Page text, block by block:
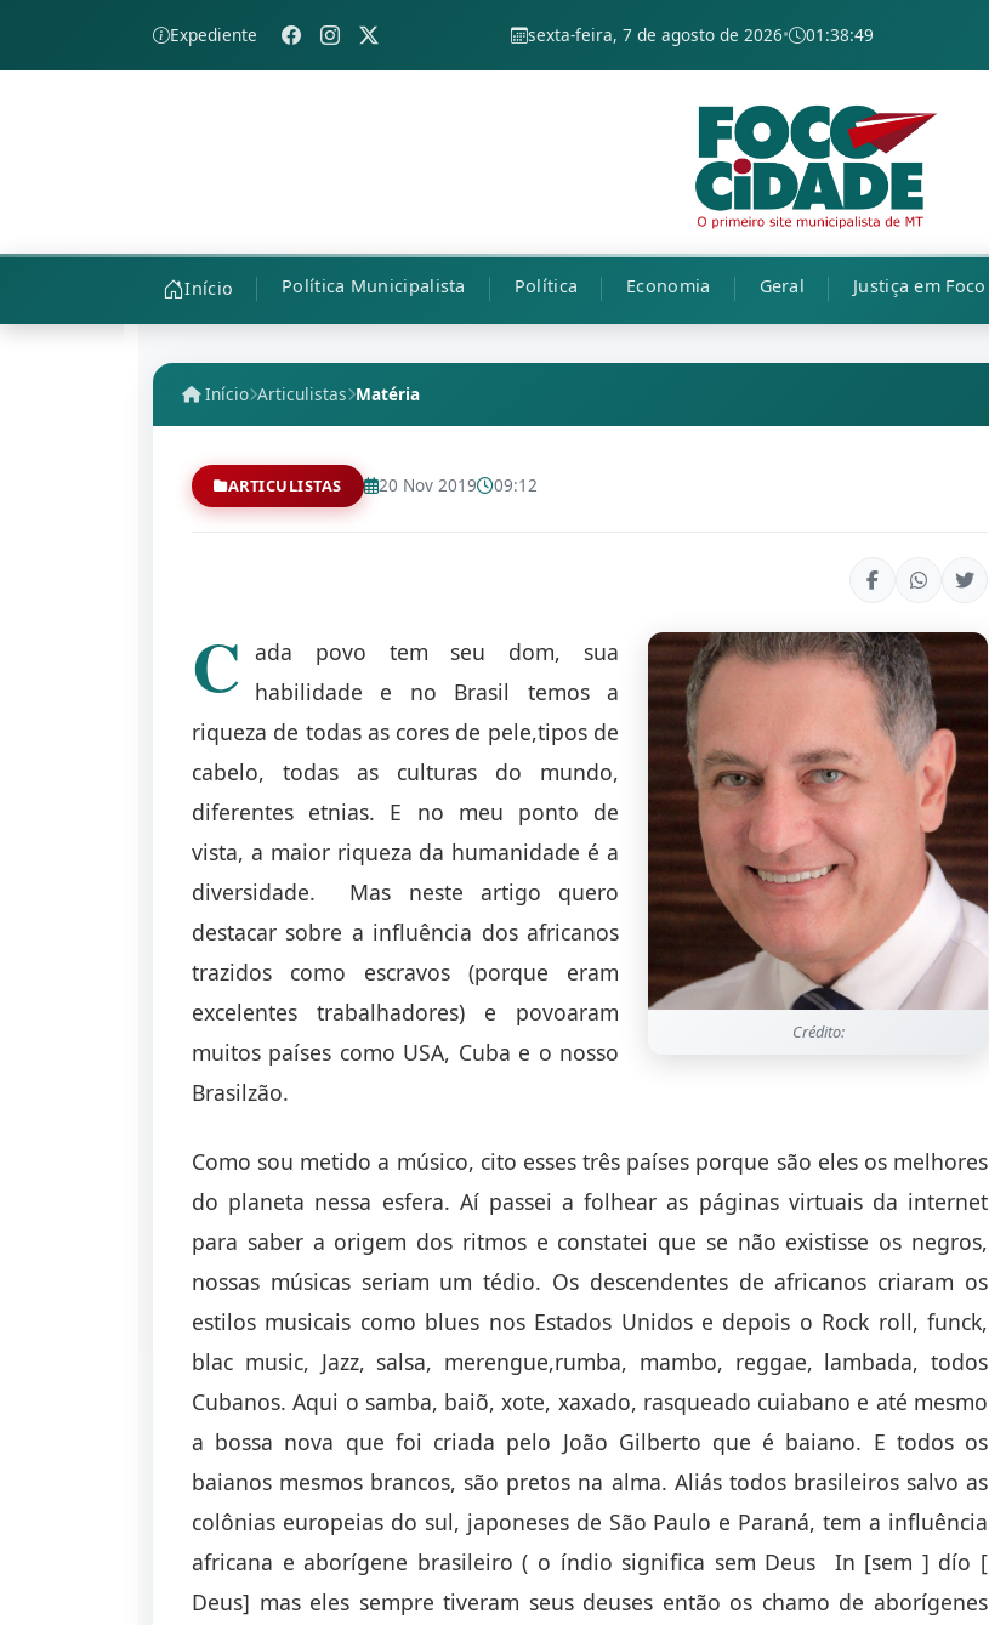
Expediente sexta-feira, 7 de agosto de 2026• 01:38:50
Início Política Municipalista Política Economia Geral Justiça em Foco
Início Articulistas Matéria
ARTICULISTAS 20 Nov 2019 09:12
Crédito:
C ada povo tem seu dom, sua
habilidade e no Brasil temos a
riqueza de todas as cores de pele,tipos de
cabelo, todas as culturas do mundo,
diferentes etnias. E no meu ponto de
vista, a maior riqueza da humanidade é a
diversidade. Mas neste artigo quero
destacar sobre a influência dos africanos
trazidos como escravos (porque eram
excelentes trabalhadores) e povoaram
muitos países como USA, Cuba e o nosso
Brasilzão.
Como sou metido a músico, cito esses três países porque são eles os melhores
do planeta nessa esfera. Aí passei a folhear as páginas virtuais da internet
para saber a origem dos ritmos e constatei que se não existisse os negros,
nossas músicas seriam um tédio. Os descendentes de africanos criaram os
estilos musicais como blues nos Estados Unidos e depois o Rock roll, funck,
blac music, Jazz, salsa, merengue,rumba, mambo, reggae, lambada, todos
Cubanos. Aqui o samba, baiõ, xote, xaxado, rasqueado cuiabano e até mesmo
a bossa nova que foi criada pelo João Gilberto que é baiano. E todos os
baianos mesmos brancos, são pretos na alma. Aliás todos brasileiros salvo as
colônias europeias do sul, japoneses de São Paulo e Paraná, tem a influência
africana e aborígene brasileiro ( o índio significa sem Deus In [sem ] dío [
Deus] mas eles sempre tiveram seus deuses então os chamo de aborígenes